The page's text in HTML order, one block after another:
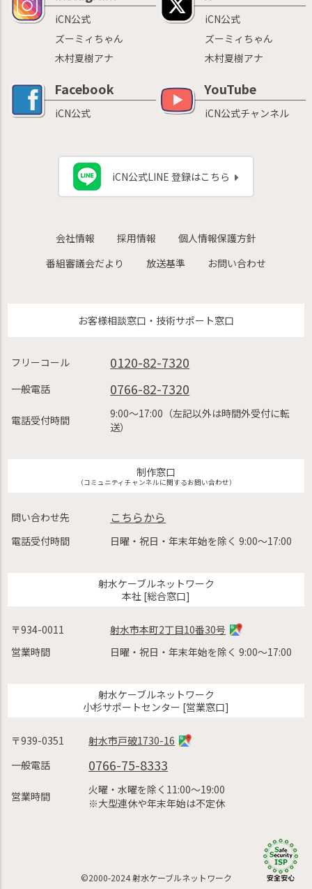
iCN公式
ズーミィちゃん
木村夏樹アナ
iCN公式
ズーミィちゃん
木村夏樹アナ
Facebook
iCN公式
YouTube
iCN公式チャンネル
iCN公式LINE 登録はこちら
会社情報 採用情報
個人情報保護方針
番組審議会だより
放送基準 お問い合わせ
お客様相談窓口・技術サポート窓口
フリーコール 0120-82-7320
一般電話 0766-82-7320
電話受付時間
9:00〜17:00（左記以外は時間外受付に転
送）
制作窓口
（コミュニティチャンネルに関するお問い合わせ）
問い合わせ先 こちらから
電話受付時間 日曜・祝日・年末年始を除く 9:00〜17:00
射水ケーブルネットワーク
本社 [総合窓口]
〒934-0011
射水市本町2丁目10番30号
営業時間
日曜・祝日・年末年始を除く 9:00〜17:00
射水ケーブルネットワーク
小杉サポートセンター [営業窓口]
〒939-0351
射水市戸破1730-16
一般電話
0766-75-8333
営業時間
火曜・水曜を除く11:00〜19:00
※大型連休や年末年始は不定休
©2000-2024 射水ケーブルネットワーク